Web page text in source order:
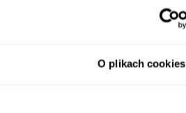
O plikach cookies